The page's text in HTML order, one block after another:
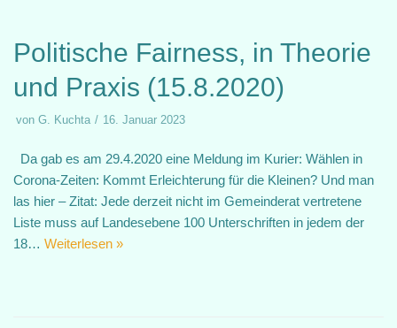
Politische Fairness, in Theorie
und Praxis (15.8.2020)
von G. Kuchta 16. Januar 2023
Da gab es am 29.4.2020 eine Meldung im Kurier: Wählen in
Corona-Zeiten: Kommt Erleichterung für die Kleinen? Und man
las hier – Zitat: Jede derzeit nicht im Gemeinderat vertretene
Liste muss auf Landesebene 100 Unterschriften in jedem der
18… Weiterlesen »